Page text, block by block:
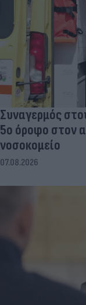
Συναγερμός
5ο όροφο στον
νοσοκομείο
07.08.2026